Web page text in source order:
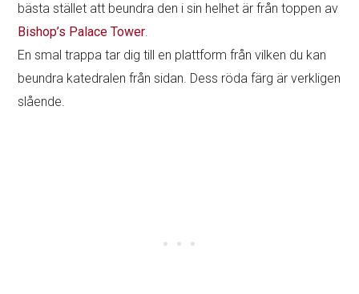
bästa stället att beundra den i sin helhet är från toppen av
Bishop’s Palace Tower.
En smal trappa tar dig till en plattform från vilken du kan
beundra katedralen från sidan. Dess röda färg är verkligen
slående.